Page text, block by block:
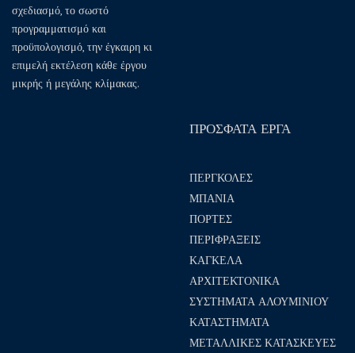
σχεδιασμό, το σωστό
προγραμματισμό και
προϋπολογισμό, την έγκαιρη κι
επιμελή εκτέλεση κάθε έργου
μικρής ή μεγάλης κλίμακας.
ΠΡΟΣΦΑΤΑ ΕΡΓΑ
ΠΕΡΓΚΟΛΕΣ
ΜΠΑΝΙΑ
ΠΟΡΤΕΣ
ΠΕΡΙΦΡΑΞΕΙΣ
ΚΑΓΚΕΛΑ
ΑΡΧΙΤΕΚΤΟΝΙΚΑ
ΣΥΣΤΗΜΑΤΑ ΑΛΟΥΜΙΝΙΟΥ
ΚΑΤΑΣΤΗΜΑΤΑ
ΜΕΤΑΛΛΙΚΕΣ ΚΑΤΑΣΚΕΥΕΣ